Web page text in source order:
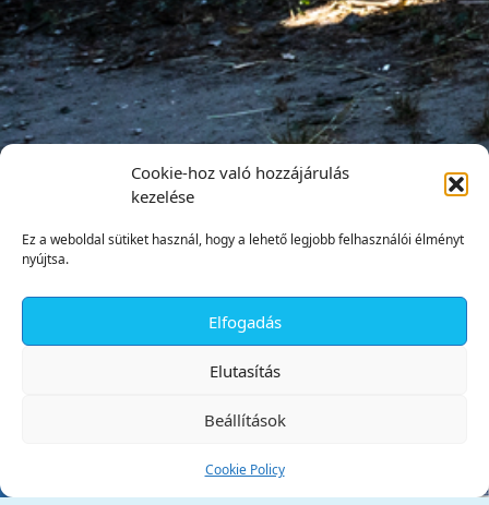
Cookie-hoz való hozzájárulás
kezelése
Ez a weboldal sütiket használ, hogy a lehető legjobb felhasználói élményt
nyújtsa.
Elfogadás
Elutasítás
Beállítások
Cookie Policy
Tata Város Önkormányzata
✕